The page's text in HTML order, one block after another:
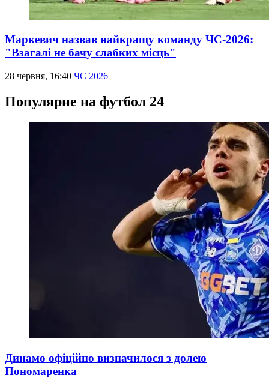
Маркевич назвав найкращу команду ЧС-2026:
"Взагалі не бачу слабких місць"
28 червня, 16:40 ЧС 2026
Популярне на футбол 24
Динамо офіційно визначилося з долею
Пономаренка